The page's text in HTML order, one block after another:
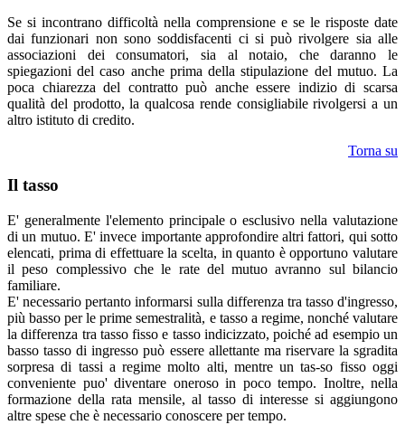
Se si incontrano difficoltà nella comprensione e se le risposte date
dai funzionari non sono soddisfacenti ci si può rivolgere sia alle
associazioni dei consumatori, sia al notaio, che daranno le
spiegazioni del caso anche prima della stipulazione del mutuo. La
poca chiarezza del contratto può anche essere indizio di scarsa
qualità del prodotto, la qualcosa rende consigliabile rivolgersi a un
altro istituto di credito.
Torna su
Il tasso
E' generalmente l'elemento principale o esclusivo nella valutazione
di un mutuo. E' invece importante approfondire altri fattori, qui sotto
elencati, prima di effettuare la scelta, in quanto è opportuno valutare
il peso complessivo che le rate del mutuo avranno sul bilancio
familiare.
E' necessario pertanto informarsi sulla differenza tra tasso d'ingresso,
più basso per le prime semestralità, e tasso a regime, nonché valutare
la differenza tra tasso fisso e tasso indicizzato, poiché ad esempio un
basso tasso di ingresso può essere allettante ma riservare la sgradita
sorpresa di tassi a regime molto alti, mentre un tas-so fisso oggi
conveniente puo' diventare oneroso in poco tempo. Inoltre, nella
formazione della rata mensile, al tasso di interesse si aggiungono
altre spese che è necessario conoscere per tempo.